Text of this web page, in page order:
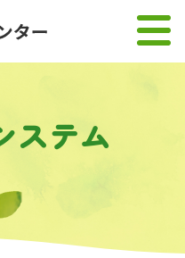
ステム